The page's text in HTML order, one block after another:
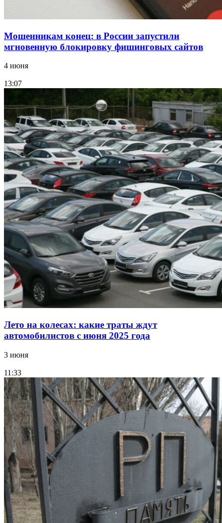
Мошенникам конец: в России запустили
мгновенную блокировку фишинговых сайтов
4 июня
13:07
Лето на колесах: какие траты ждут
автомобилистов с июня 2025 года
3 июня
11:33